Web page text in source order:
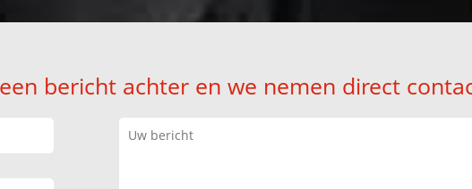
bericht achter en we nemen direct